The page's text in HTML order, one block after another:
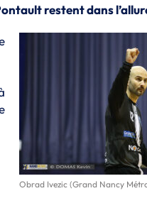
restent dans
Obrad Ivezic (Grand Nancy